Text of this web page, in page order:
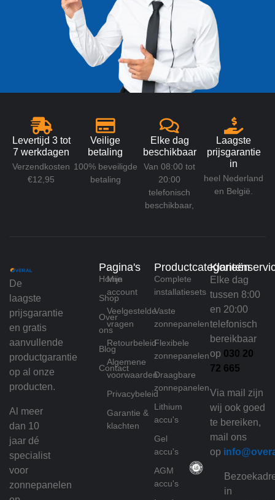
Levertijd 3 tot
7 werkdagen
Verzendkosten
€12,95
Veilige
betaling
100% beveiligde
betaling
Elke dag
beschikbaar
Van 08:00 tot
20:00
telefonisch
beschikbaar,
Laagste
prijsgarantie
in
heel Nederland
en België.
De
laagste
prijsgarantie
en gratis
aanvullende
productgarantie
op al onze
producten.
Al meer
dan 10
jaar dé
specialist
voor
zonnepanelen
Pagina's
Home
Shop
Over
ons
Blog
Contact
Mijn
account
Veelgestelde
vragen
Retourbeleid
Algemene
voorwaarden
Privacybeleid
Garantie &
klachten
Productcategorieën
Complete
installatiesets
Vaste
zonnepanelen
Flexibele
zonnepanelen
Draagbare
zonnepanelen
Lithium
accu's
Gel
accu's
AGM
accu's
Elke dag
tussen 8:00
en 20:00
telefonisch
bereikbaar
op 030 20
72 665
Via mail zijn
wij ook goed
te bereiken,
mail ons
op
in